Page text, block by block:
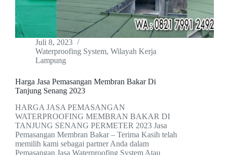
Juli 8, 2023
Waterproofing System, Wilayah Kerja
Lampung
Harga Jasa Pemasangan Membran Bakar Di
Tanjung Senang 2023
HARGA JASA PEMASANGAN
WATERPROOFING MEMBRAN BAKAR DI
TANJUNG SENANG PERMETER 2023 Jasa
Pemasangan Membran Bakar – Terima Kasih telah
memilih kami sebagai partner Anda dalam
Pemasangan Jasa Waterproofing System Atau